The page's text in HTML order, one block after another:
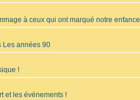
à ceux qui ont marqué notre enfance
Les années 90
!
et les événements !